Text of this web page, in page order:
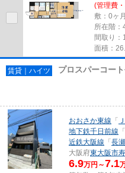
(管理費
敷：0ヶ
所在階：
間取り：
面積：
賃貸｜ハイツ プロスパーコー
おおさか東線 「
地下鉄千日前線 「
近鉄大阪線 「長瀬
大阪府東大阪市
6.9万円～7.1